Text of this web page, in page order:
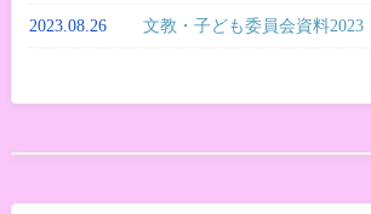
2023.08.26 文教・子ども委員会資料2023